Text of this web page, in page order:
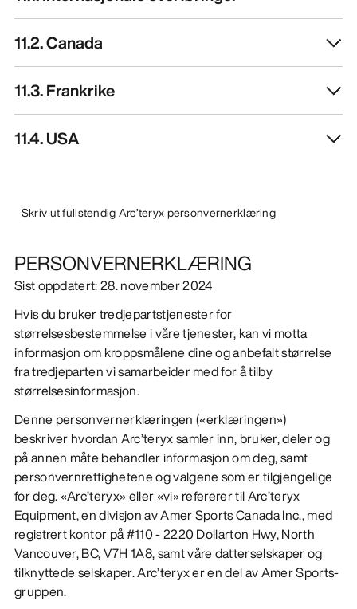
11.2. Canada
11.3. Frankrike
11.4. USA
Skriv ut fullstendig Arc’teryx personvernerklæring
PERSONVERNERKLÆRING
Sist oppdatert: 28. november 2024
Hvis du bruker tredjepartstjenester for
størrelsesbestemmelse i våre tjenester, kan vi motta
informasjon om kroppsmålene dine og anbefalt størrelse
fra tredjeparten vi samarbeider med for å tilby
størrelsesinformasjon.
Denne personvernerklæringen («erklæringen»)
beskriver hvordan Arc’teryx samler inn, bruker, deler og
på annen måte behandler informasjon om deg, samt
personvernrettighetene og valgene som er tilgjengelige
for deg. «Arc’teryx» eller «vi» refererer til Arc’teryx
Equipment, en divisjon av Amer Sports Canada Inc., med
registrert kontor på #110 - 2220 Dollarton Hwy, North
Vancouver, BC, V7H 1A8, samt våre datterselskaper og
tilknyttede selskaper. Arc’teryx er en del av Amer Sports-
gruppen.